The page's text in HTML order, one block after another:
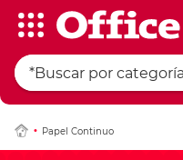
Papel Continuo